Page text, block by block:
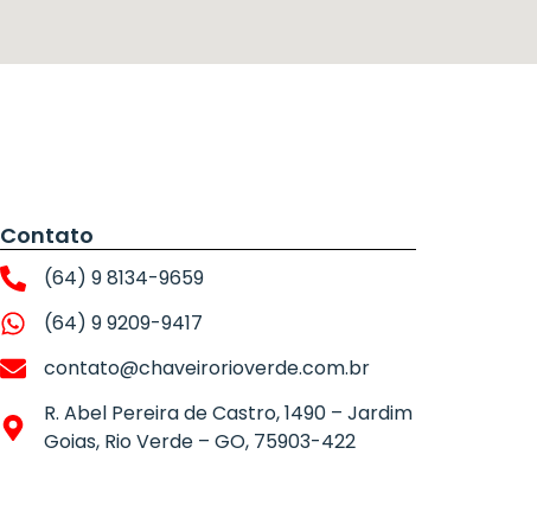
Contato
(64) 9 8134-9659
(64) 9 9209-9417
contato@chaveirorioverde.com.br
R. Abel Pereira de Castro, 1490 – Jardim
Goias, Rio Verde – GO, 75903-422